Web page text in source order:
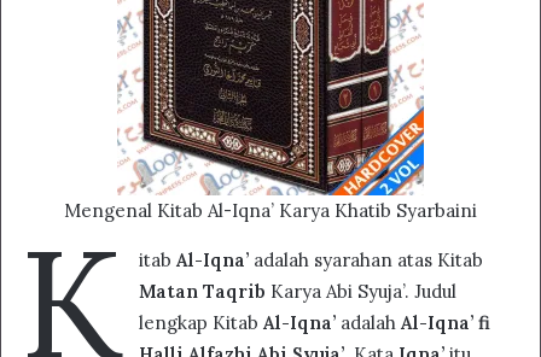
Mengenal Kitab Al-Iqna’ Karya Khatib Syarbaini
K itab Al-Iqna’adalah syarahan atas Kitab
Matan Taqrib Karya Abi Syuja’. Judul
lengkap Kitab Al-Iqna’adalah Al-Iqna’ fi